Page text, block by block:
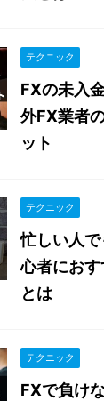
テクニック
FXの未入
外FX業者
ット
テクニック
忙しい人
心者にお
とは
テクニック
FXで負け